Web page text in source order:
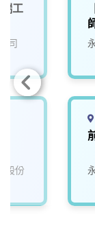
工
司
股份